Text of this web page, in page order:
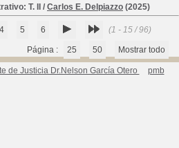
T. II
/ Carlos E. Delpiazzo (2025)
4 5 6 (1 - 15 / 96)
Página : 25 50 Mostrar todo
de Justicia Dr.Nelson García Otero pmb